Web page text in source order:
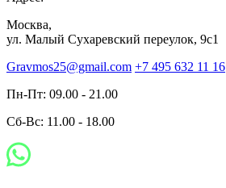
Москва,
ул. Малый Сухаревский переулок, 9с1
Gravmos25@gmail.com +7 495 632 11 16
Пн-Пт: 09.00 - 21.00
Сб-Вс: 11.00 - 18.00